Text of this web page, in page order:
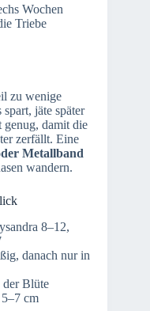
Wochen
Triebe
zu wenige
jäte später
damit die
zerfällt. Eine
Metallband
wandern.
8–12,
danach nur in
der Blüte
cm